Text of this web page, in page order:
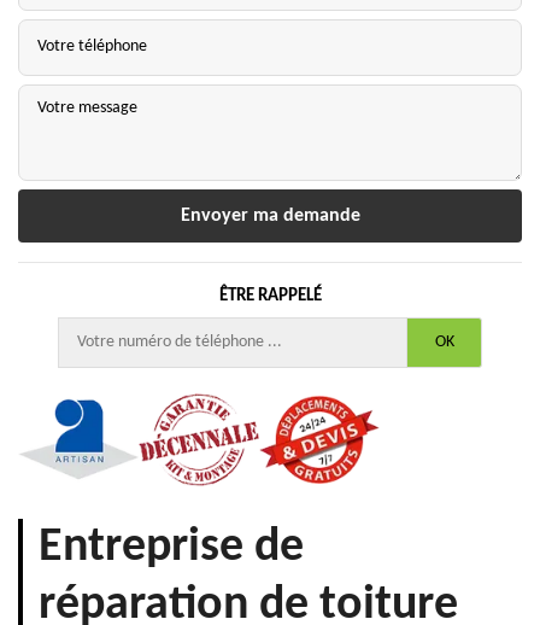
ÊTRE RAPPELÉ
Entreprise de
réparation de toiture